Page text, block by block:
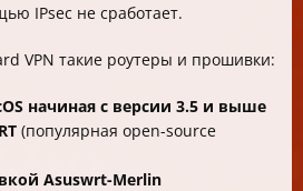
IPsec не сработает.
VPN такие роутеры и прошивки:
начиная с версии 3.5 и выше
(популярная open-source
Asuswrt-Merlin